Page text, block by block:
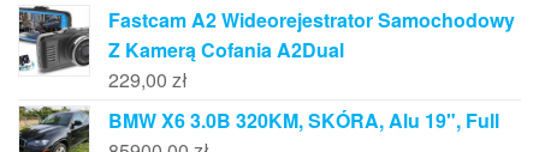
Fastcam A2 Wideorejestrator Samochodowy
Z Kamerą Cofania A2Dual
229,00 zł
BMW X6 3.0B 320KM, SKÓRA, Alu 19", Full